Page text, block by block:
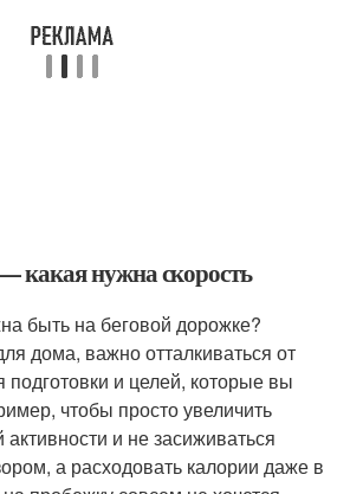
какая нужна скорость
быть на беговой дорожке?
дома, важно отталкиваться от
подготовки и целей, которые вы
чтобы просто увеличить
и не засиживаться
а расходовать калории даже в